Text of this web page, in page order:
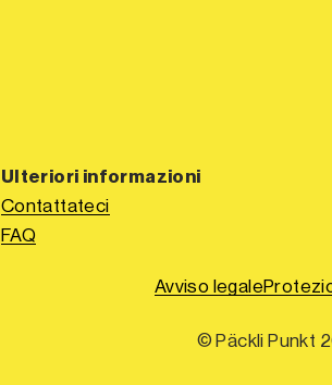
Ulteriori informazioni
Contattateci
FAQ
Avviso legale
© Päckli Punkt